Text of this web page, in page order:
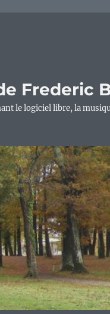
Frederic
le logiciel libre, la